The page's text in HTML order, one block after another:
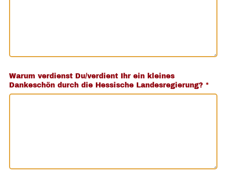
Warum verdienst Du/verdient Ihr ein kleines
Dankeschön durch die Hessische Landesregierung?*